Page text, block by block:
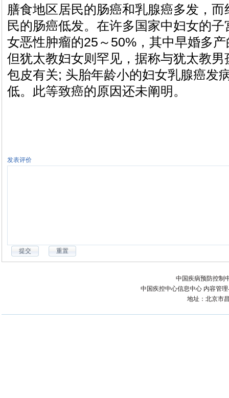
膳食地区居民的肠癌和乳腺癌多发，
民的肠癌低发。在许多国家中妇女的
女恶性肿瘤的25～50%，其中早婚多
但犹太教妇女则罕见，据称与犹太教
包皮有关; 头胎年龄小的妇女乳腺癌发
低。此等致癌的原因还未阐明。
发表评价
中国疾病预防控制
中国疾控中心信息中心 内容管
地址：北京市